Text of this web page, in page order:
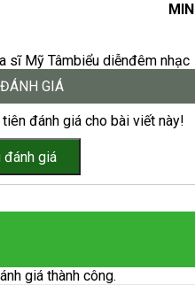
sĩ Mỹ Tâmbiểu diễnđêm nhạc
ĐÁNH GIÁ
đánh giá cho bài viết này!
giá thành công.